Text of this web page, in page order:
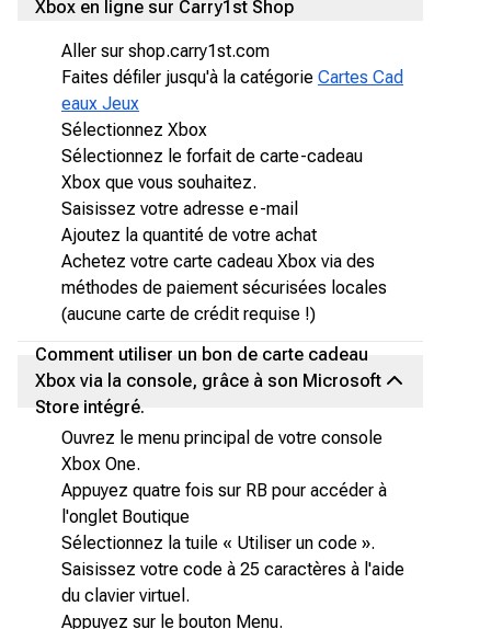
Xbox en ligne sur Carry1st Shop
Aller sur shop.carry1st.com
Faites défiler jusqu'à la catégorie Cartes Cad
eaux Jeux
Sélectionnez Xbox
Sélectionnez le forfait de carte-cadeau
Xbox que vous souhaitez.
Saisissez votre adresse e-mail
Ajoutez la quantité de votre achat
Achetez votre carte cadeau Xbox via des
méthodes de paiement sécurisées locales
(aucune carte de crédit requise !)
Comment utiliser un bon de carte cadeau
Xbox via la console, grâce à son Microsoft
Store intégré.
Ouvrez le menu principal de votre console
Xbox One.
Appuyez quatre fois sur RB pour accéder à
l'onglet Boutique
Sélectionnez la tuile « Utiliser un code ».
Saisissez votre code à 25 caractères à l'aide
du clavier virtuel.
Appuyez sur le bouton Menu.